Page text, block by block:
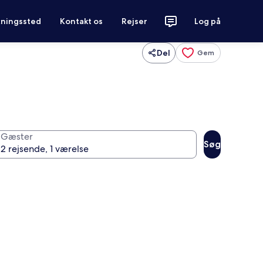
Kontakt os Rejser Log på
Del Gem
Gæster
Søg